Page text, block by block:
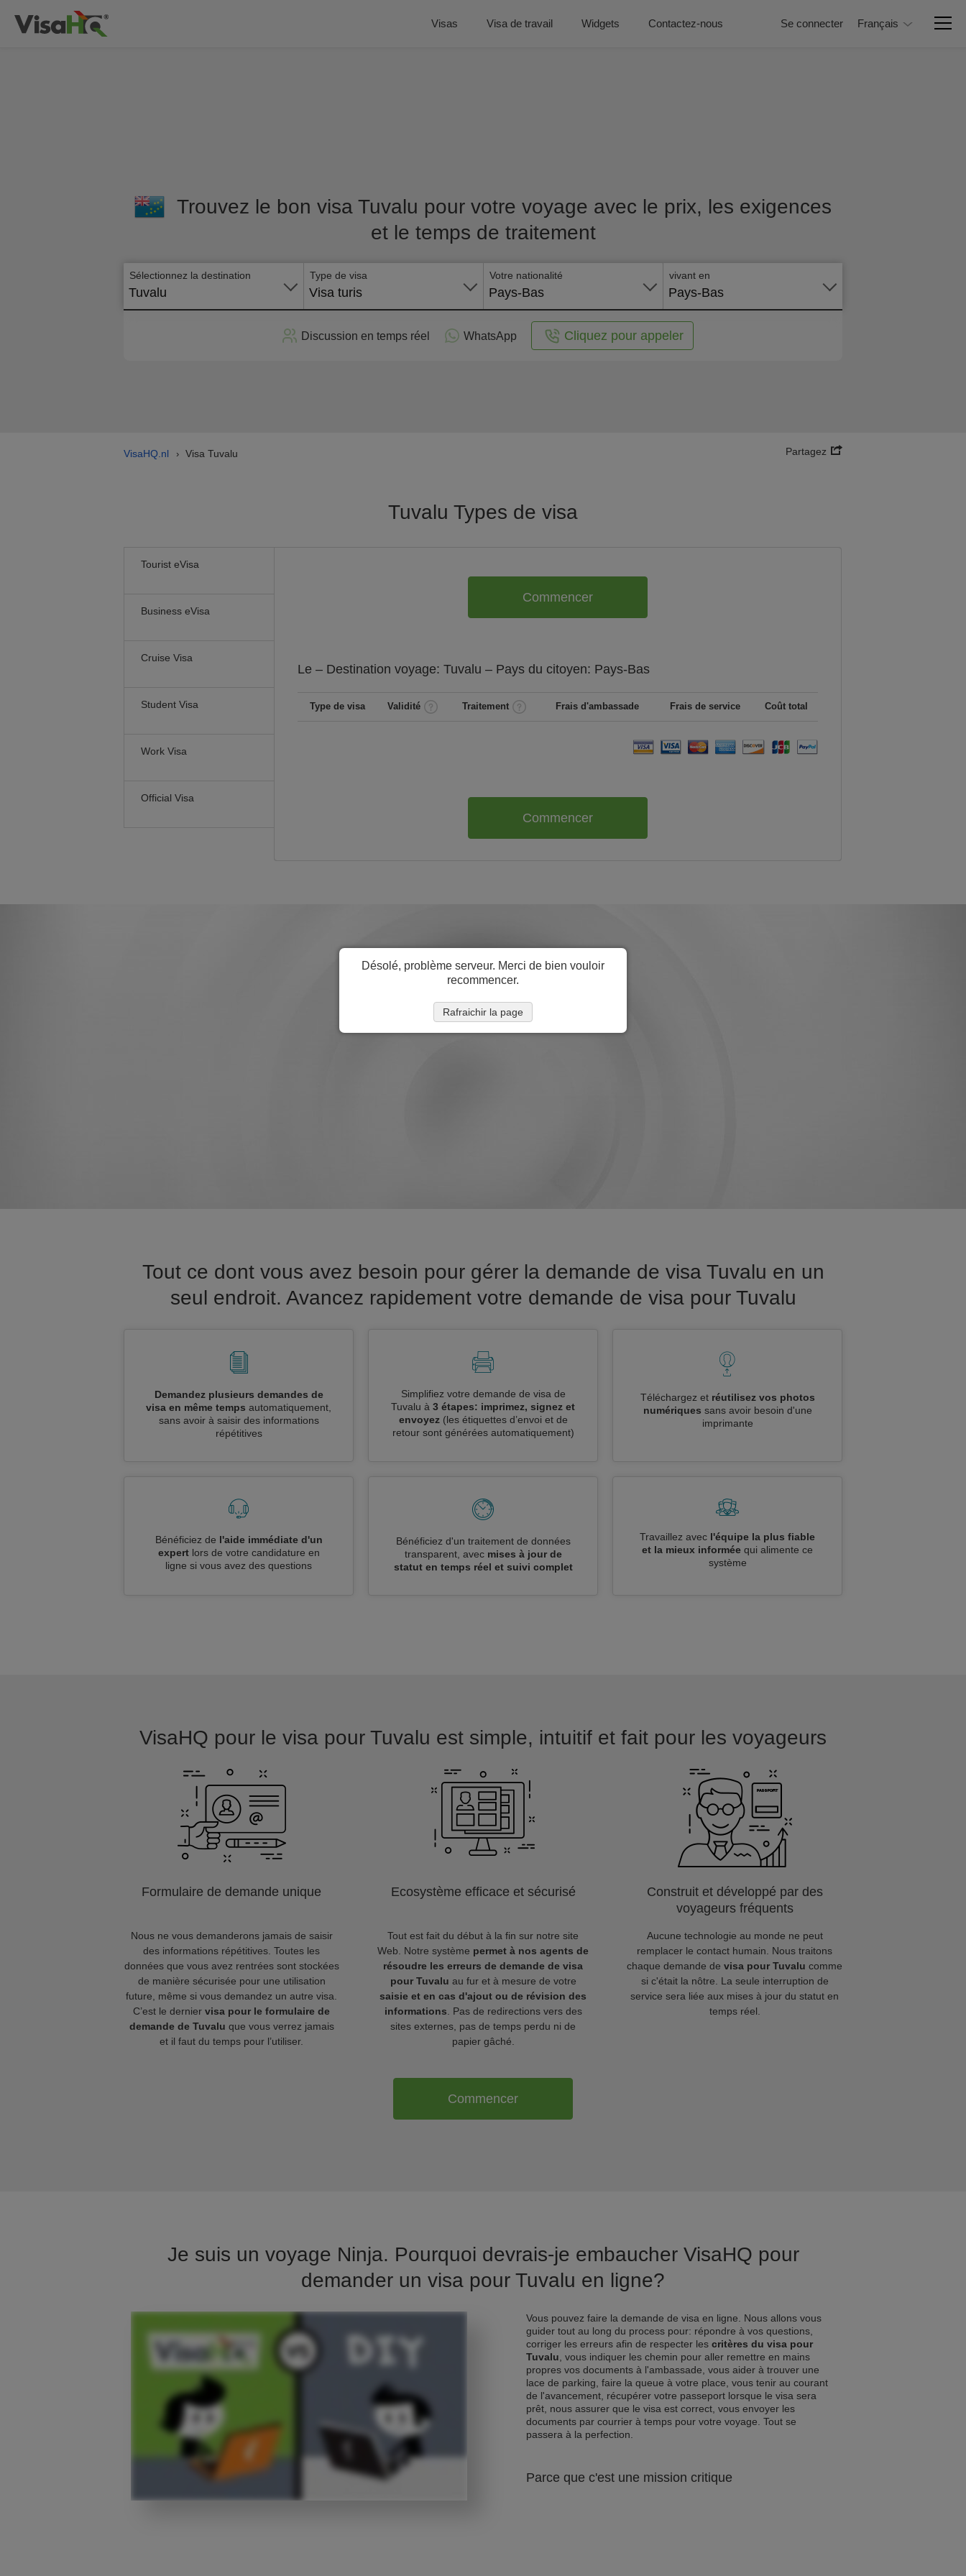
Visas Visa de travail Widgets Contactez-nous Se connecter Français
Trouvez le bon visa Tuvalu pour votre voyage avec le prix, les exigences
et le temps de traitement
Sélectionnez la destination
Tuvalu
Type de visa
Visa turis
Votre nationalité
Pays-Bas
vivant en
Pays-Bas
Discussion en temps réel WhatsApp Cliquez pour appeler
VisaHQ.nl › Visa Tuvalu Partagez
Tuvalu Types de visa
Tourist eVisa
Business eVisa
Cruise Visa
Student Visa
Work Visa
Official Visa
Commencer
Le – Destination voyage: Tuvalu – Pays du citoyen: Pays-Bas
Type de visa Validité Traitement Frais d'ambassade Frais de service Coût total
Commencer
Tout ce dont vous avez besoin pour gérer la demande de visa Tuvalu en un
seul endroit. Avancez rapidement votre demande de visa pour Tuvalu
Demandez plusieurs demandes de
visa en même temps automatiquement,
sans avoir à saisir des informations
répétitives
Simplifiez votre demande de visa de
Tuvalu à 3 étapes: imprimez, signez et
envoyez (les étiquettes d’envoi et de
retour sont générées automatiquement)
Téléchargez et réutilisez vos photos
numériques sans avoir besoin d'une
imprimante
Bénéficiez de l'aide immédiate d'un
expertlors de votre candidature en
ligne si vous avez des questions
Bénéficiez d'un traitement de données
transparent, avec mises à jour de
statut en temps réel et suivi complet
Travaillez avec l'équipe la plus fiable
et la mieux informée qui alimente ce
système
VisaHQ pour le visa pour Tuvalu est simple, intuitif et fait pour les voyageurs
Formulaire de demande unique
Nous ne vous demanderons jamais de saisir
des informations répétitives. Toutes les
données que vous avez rentrées sont stockées
de manière sécurisée pour une utilisation
future, même si vous demandez un autre visa.
C’est le dernier visa pour le formulaire de
demande de Tuvalu que vous verrez jamais
et il faut du temps pour l’utiliser.
Ecosystème efficace et sécurisé
Tout est fait du début à la fin sur notre site
Web. Notre système permet à nos agents de
résoudre les erreurs de demande de visa
pour Tuvalu au fur et à mesure de votre
saisie et en cas d'ajout ou de révision des
informations . Pas de redirections vers des
sites externes, pas de temps perdu ni de
papier gâché.
Construit et développé par des
voyageurs fréquents
Aucune technologie au monde ne peut
remplacer le contact humain. Nous traitons
chaque demande de visa pour Tuvalu comme
si c'était la nôtre. La seule interruption de
service sera liée aux mises à jour du statut en
temps réel.
Commencer
Je suis un voyage Ninja. Pourquoi devrais-je embaucher VisaHQ pour
demander un visa pour Tuvalu en ligne?
Vous pouvez faire la demande de visa en ligne. Nous allons vous
guider tout au long du process pour: répondre à vos questions,
corriger les erreurs afin de respecter les critères du visa pour
Tuvalu , vous indiquer les chemin pour aller remettre en mains
propres vos documents à l'ambassade, vous aider à trouver une
lace de parking, faire la queue à votre place, vous tenir au courant
de l'avancement, récupérer votre passeport lorsque le visa sera
prêt, nous assurer que le visa est correct, vous envoyer les
documents par courrier à temps pour votre voyage. Tout se
passera à la perfection.
Parce que c'est une mission critique
Désolé, problème serveur. Merci de bien vouloir
recommencer.
Rafraichir la page